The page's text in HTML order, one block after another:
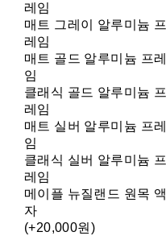
레임
매트 그레이 알루미늄 프
레임
매트 골드 알루미늄 프레
임
클래식 골드 알루미늄 프
레임
매트 실버 알루미늄 프레
임
클래식 실버 알루미늄 프
레임
메이플 뉴질랜드 원목 액
자
(+20,000원)